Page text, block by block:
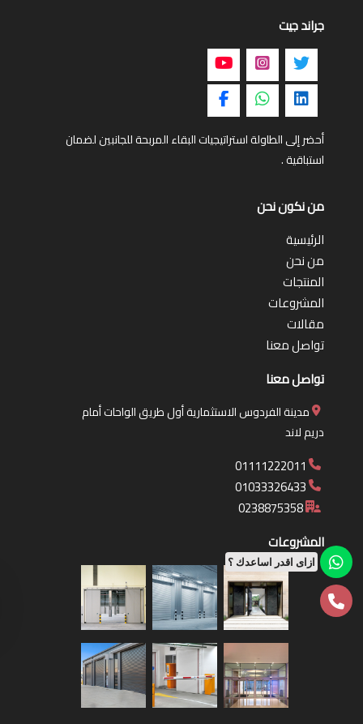
جراند جيت
أحضر إلى الطاولة استراتيجيات البقاء المربحة للجانبين لضمان
استباقية .
من نكون نحن
الرئيسية
من نحن
المنتجات
المشروعات
مقالات
تواصل معنا
تواصل معنا
مدينة الفردوس الاستثمارية أول طريق الواحات أمام
دريم لاند
المشروعات
ازاى اقدر اساعدك ؟